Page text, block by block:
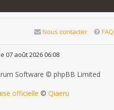
FAQ
Nous contacter
07 août 2026 06:08
Software © phpBB Limited
officielle © Qiaeru